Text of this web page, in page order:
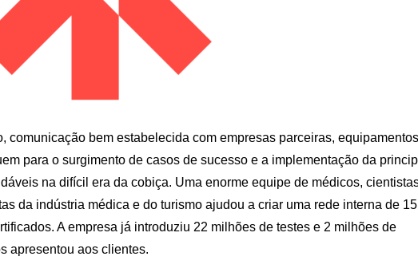
comunicação bem estabelecida com empresas parceiras, equipamentos
para o surgimento de casos de sucesso e a implementação da
​​na difícil era da cobiça. Uma enorme equipe de médicos,
da indústria médica e do turismo ajudou a criar uma rede interna de 15
A empresa já introduziu 22 milhões de testes e 2 milhões de
apresentou aos clientes.